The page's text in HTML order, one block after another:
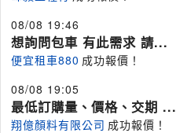
08/08 19:46
想詢問包車 有此需求 請...
便宜租車880 成功報價！
08/08 19:05
最低訂購量、價格、交期 ...
翔億顏料有限公司 成功報價！